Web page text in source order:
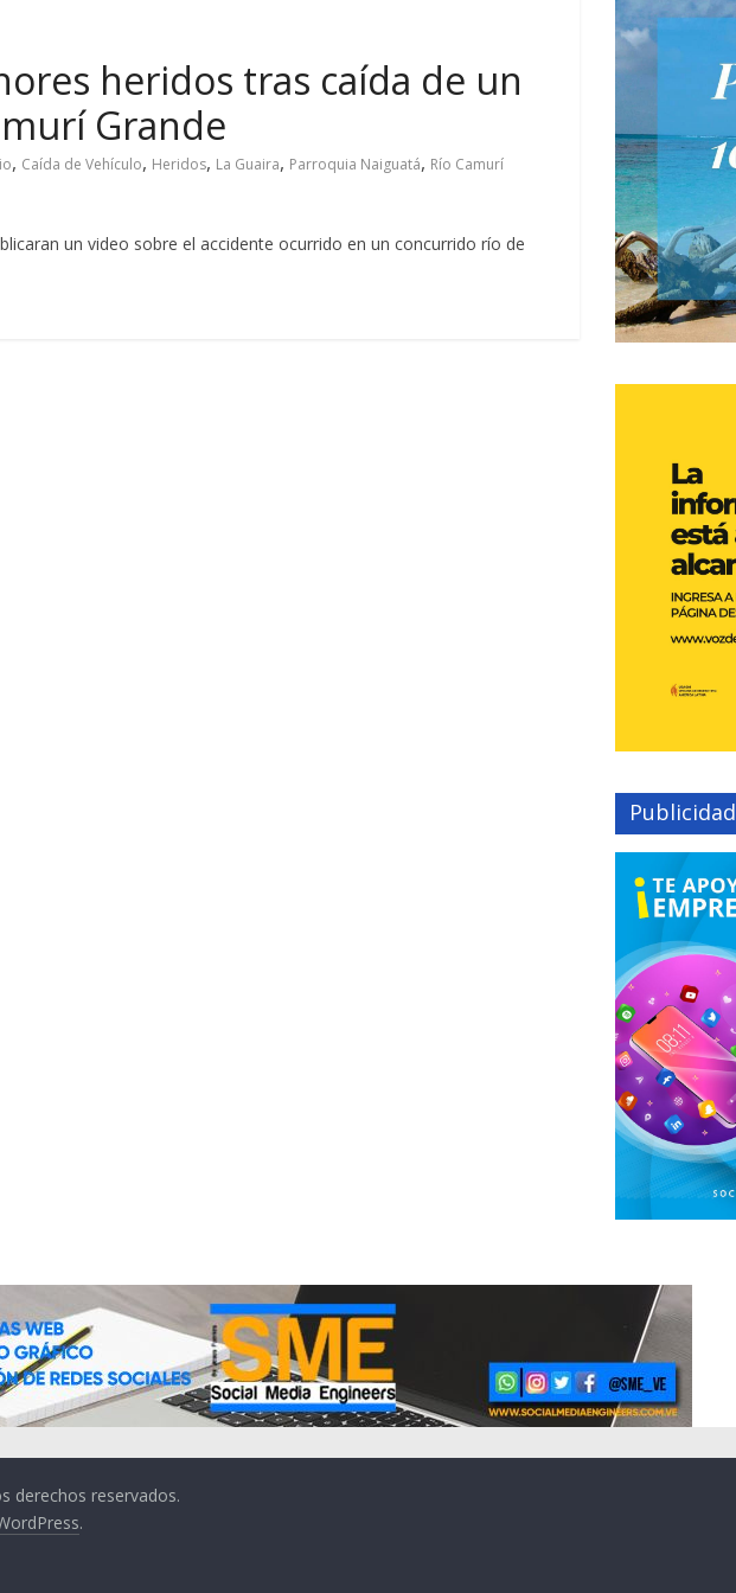
heridos tras caída de un
Grande
, Caída de Vehículo, Heridos, La Guaira, Parroquia Naiguatá, Río Camurí
un video sobre el accidente ocurrido en un concurrido río de
Publicidad
derechos reservados.
.